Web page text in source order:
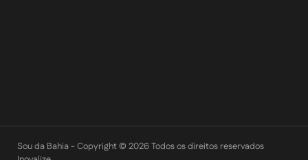
Sou da Bahia - Copyright © 2026 Todos os direitos reservados